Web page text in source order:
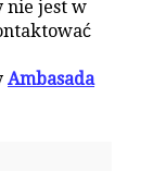
nie jest w
Ambasada